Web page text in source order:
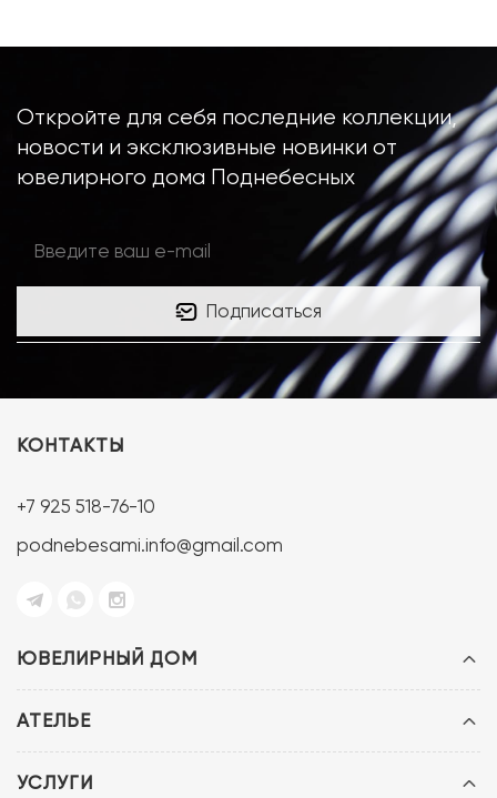
Откройте для себя последние коллекции,
новости и эксклюзивные новинки от
ювелирного дома Поднебесных
Подписаться
ЮВЕЛИРНЫЙ ДОМ
АТЕЛЬЕ
УСЛУГИ
КОНТАКТЫ
+7 925 518-76-10
podnebesami.info@gmail.com